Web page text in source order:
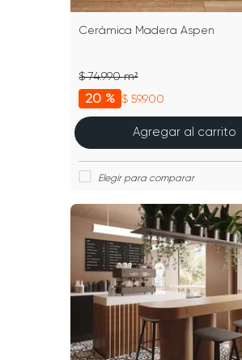
Cerámica Madera Aspen
20 % $ 59.900
$ 74.990 m²
Agregar al carrito